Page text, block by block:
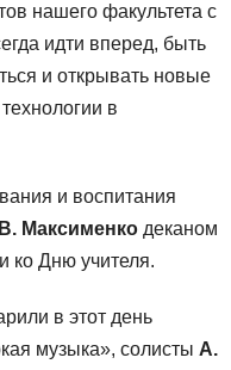
нашего факультета с
идти вперед, быть
и открывать новые
в
и воспитания
Максименко деканом
ко Дню учителя.
в этот день
музыка», солисты А.